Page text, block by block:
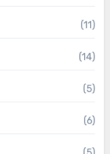
(11)
(14)
(5)
(6)